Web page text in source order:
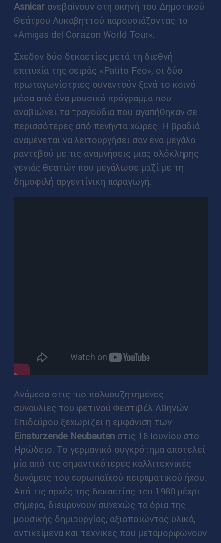
Asnicarανεβαίνουν στη σκηνή του Δημοτικού
Θεάτρου Λυκαβηττού παρουσιάζοντας το
«Amigas del Corazon World Tour».
Σχεδόν δύο δεκαετίες μετά τη διεθνή
επιτυχία της σειράς «Patito Feo», οι δύο
πρωταγωνίστριες συναντούν ξανά το κοινό
μέσα από ένα μουσικό πρόγραμμα που
αναβιώνει τα τραγούδια που αγαπήθηκαν σε
περισσότερες από πενήντα χώρες. Η βραδιά
αναμένεται να λειτουργήσει σαν ένα μεγάλο
ραντεβού με τις αναμνήσεις μιας ολόκληρης
γενιάς θεατών που μεγάλωσε μαζί με τη
δημοφιλή αργεντίνικη παραγωγή.
Ανάμεσα στις πιο πολυσυζητημένες
συναυλίες του φετινού Φεστιβάλ Αθηνών
Επιδαύρου ξεχωρίζει η εμφάνιση των
Einsturzende Neubautenστις 18 Ιουνίου στο
Ηρώδειο. Το γερμανικό συγκρότημα αποτελεί
μία από τις σημαντικότερες καλλιτεχνικές
δυνάμεις του ευρωπαϊκού πειραματικού ήχου.
Από τις αρχές της δεκαετίας του 1980 μέχρι
σήμερα, διευρύνουν συνεχώς τα όρια της
μουσικής δημιουργίας, αξιοποιώντας υλικά,
αντικείμενα και τεχνικές που μεταμορφώνουν